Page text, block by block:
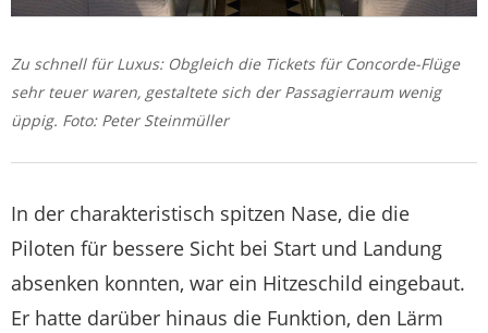
Zu schnell für Luxus: Obgleich die Tickets für Concorde-Flüge
sehr teuer waren, gestaltete sich der Passagierraum wenig
üppig. Foto: Peter Steinmüller
In der charakteristisch spitzen Nase, die die
Piloten für bessere Sicht bei Start und Landung
absenken konnten, war ein Hitzeschild eingebaut.
Er hatte darüber hinaus die Funktion, den Lärm